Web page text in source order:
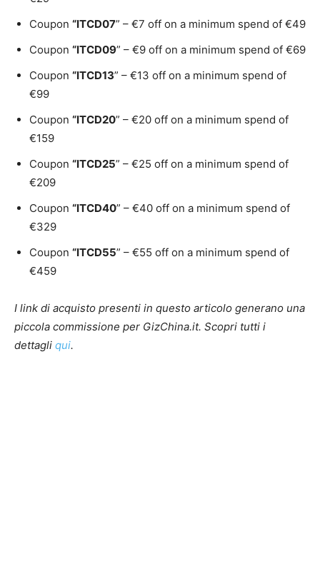
Coupon “ITCD07” – €7 off on a minimum spend of €49
Coupon “ITCD09” – €9 off on a minimum spend of €69
Coupon “ITCD13” – €13 off on a minimum spend of
€99
Coupon “ITCD20” – €20 off on a minimum spend of
€159
Coupon “ITCD25” – €25 off on a minimum spend of
€209
Coupon “ITCD40” – €40 off on a minimum spend of
€329
Coupon “ITCD55” – €55 off on a minimum spend of
€459
I link di acquisto presenti in questo articolo generano una
piccola commissione per GizChina.it. Scopri tutti i
dettagli qui.